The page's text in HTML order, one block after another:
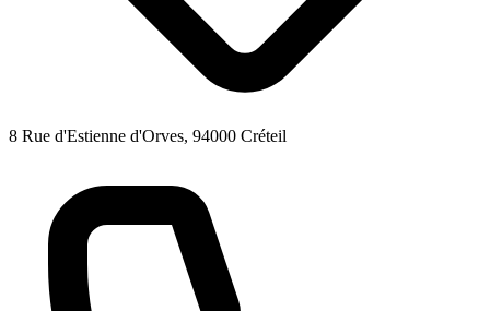
8 Rue d'Estienne d'Orves, 94000 Créteil